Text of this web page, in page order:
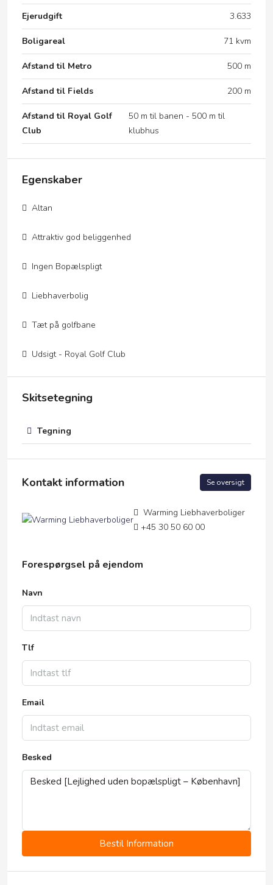
Ejerudgift 3.633
Boligareal 71 kvm
Afstand til Metro 500 m
Afstand til Fields 200 m
Afstand til Royal Golf
Club
50 m til banen - 500 m til
klubhus
Egenskaber
Altan
Attraktiv god beliggenhed
Ingen Bopælspligt
Liebhaverbolig
Tæt på golfbane
Udsigt - Royal Golf Club
Skitsetegning
Tegning
Kontakt information Se oversigt
Warming Liebhaverboliger
+45 30 50 60 00
Forespørgsel på ejendom
Navn
Tlf
Email
Besked
Bestil Information